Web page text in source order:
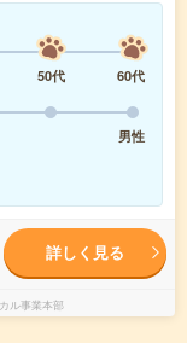
50代
60代
男性
詳しく見る
ル事業本部